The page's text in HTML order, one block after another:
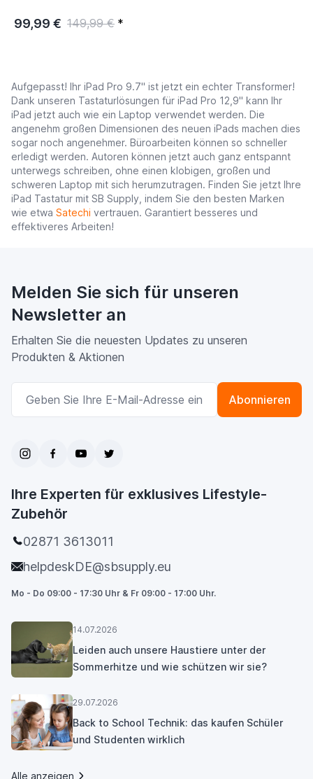
99,99 € 149,99 € *
Aufgepasst! Ihr iPad Pro 9.7" ist jetzt ein echter Transformer!
Dank unseren Tastaturlösungen für iPad Pro 12,9" kann Ihr
iPad jetzt auch wie ein Laptop verwendet werden. Die
angenehm großen Dimensionen des neuen iPads machen dies
sogar noch angenehmer. Büroarbeiten können so schneller
erledigt werden. Autoren können jetzt auch ganz entspannt
unterwegs schreiben, ohne einen klobigen, großen und
schweren Laptop mit sich herumzutragen. Finden Sie jetzt Ihre
iPad Tastatur mit SB Supply, indem Sie den besten Marken
wie etwa Satechi vertrauen. Garantiert besseres und
effektiveres Arbeiten!
Melden Sie sich für unseren
Newsletter an
Erhalten Sie die neuesten Updates zu unseren
Produkten & Aktionen
E-Mailadresse
Abonnieren
Ihre Experten für exklusives Lifestyle-
Zubehör
02871 3613011
helpdeskDE@sbsupply.eu
Mo - Do 09:00 - 17:30 Uhr & Fr 09:00 - 17:00 Uhr.
14.07.2026
Leiden auch unsere Haustiere unter der
Sommerhitze und wie schützen wir sie?
29.07.2026
Back to School Technik: das kaufen Schüler
und Studenten wirklich
Alle anzeigen